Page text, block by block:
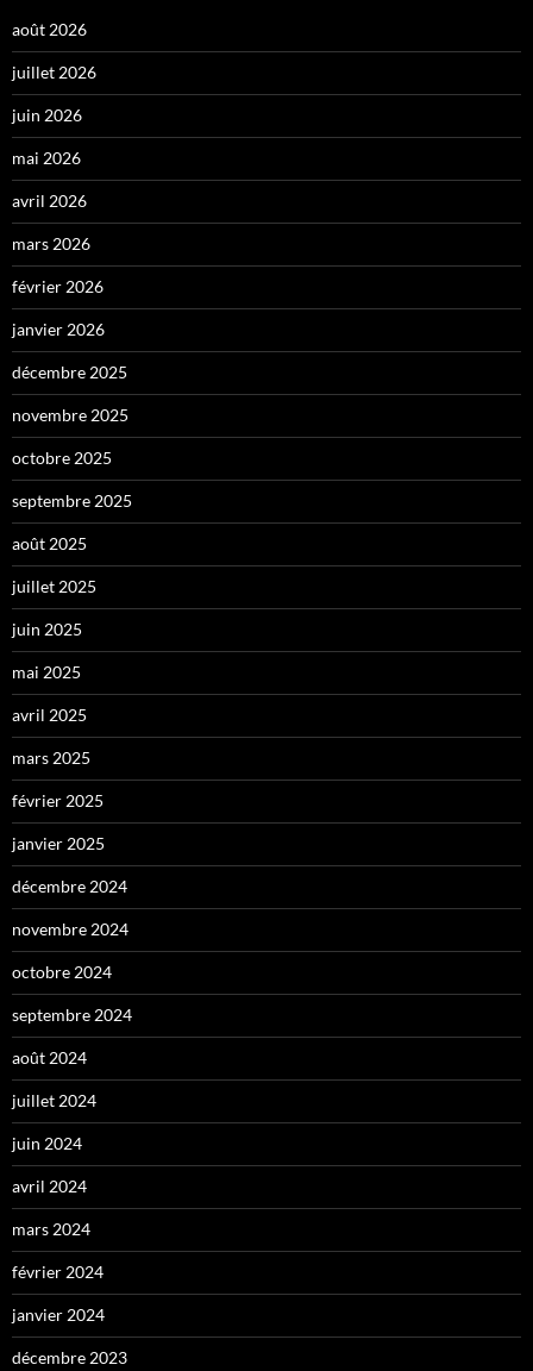
août 2026
juillet 2026
juin 2026
mai 2026
avril 2026
mars 2026
février 2026
janvier 2026
décembre 2025
novembre 2025
octobre 2025
septembre 2025
août 2025
juillet 2025
juin 2025
mai 2025
avril 2025
mars 2025
février 2025
janvier 2025
décembre 2024
novembre 2024
octobre 2024
septembre 2024
août 2024
juillet 2024
juin 2024
avril 2024
mars 2024
février 2024
janvier 2024
décembre 2023